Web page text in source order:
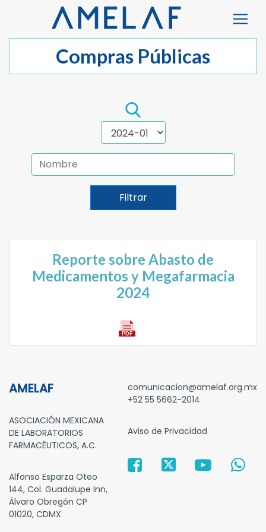
Compras Públicas
Filtrar
Reporte sobre Abasto de
Medicamentos y Megafarmacia
2024
AMELAF
ASOCIACIÓN MEXICANA
DE LABORATORIOS
FARMACÉUTICOS, A.C.
Alfonso Esparza Oteo
144, Col. Guadalupe Inn,
Álvaro Obregón CP
01020, CDMX
comunicacion@amelaf.org.mx
+52 55 5662-2014
Aviso de Privacidad